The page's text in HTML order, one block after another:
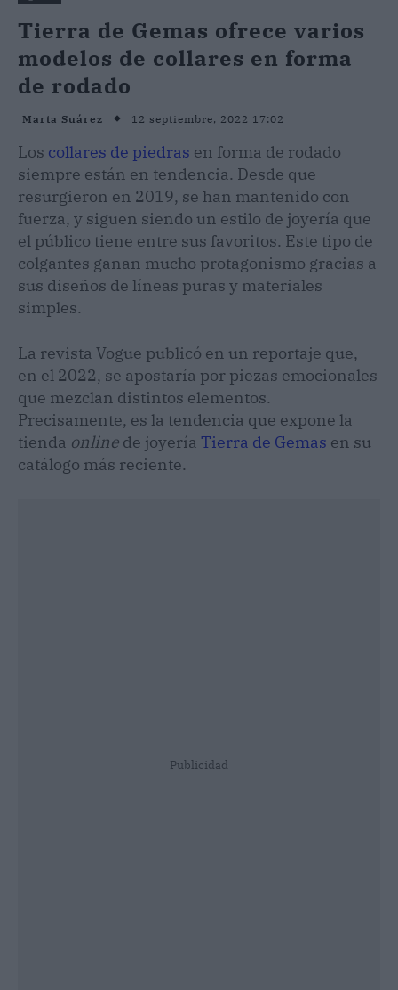
Tierra de Gemas ofrece varios
modelos de collares en forma
de rodado
Marta Suárez 12 septiembre, 2022 17:02
Los collares de piedras en forma de rodado
siempre están en tendencia. Desde que
resurgieron en 2019, se han mantenido con
fuerza, y siguen siendo un estilo de joyería que
el público tiene entre sus favoritos. Este tipo de
colgantes ganan mucho protagonismo gracias a
sus diseños de líneas puras y materiales
simples.
La revista Vogue publicó en un reportaje que,
en el 2022, se apostaría por piezas emocionales
que mezclan distintos elementos.
Precisamente, es la tendencia que expone la
tienda online de joyería Tierra de Gemas en su
catálogo más reciente.
Publicidad